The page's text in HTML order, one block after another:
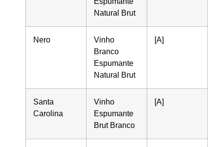
Natural Brut
Nero
Vinho
Branco
Espumante
Natural Brut
[A]
Santa
Carolina
Vinho
Espumante
Brut Branco
[A]